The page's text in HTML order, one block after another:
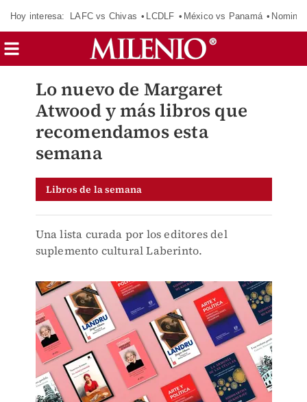
Hoy interesa: LAFC vs Chivas LCDLF México vs Panamá
Lo nuevo de Margaret
Atwood y más libros que
recomendamos esta
semana
Libros de la semana
Una lista curada por los editores del
suplemento cultural Laberinto.